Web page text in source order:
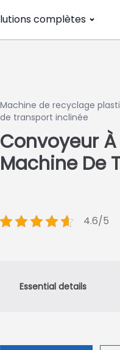
complètes
Machine de recyclage
de transport inclinée
Convoyeur
Machine De
4.6/5